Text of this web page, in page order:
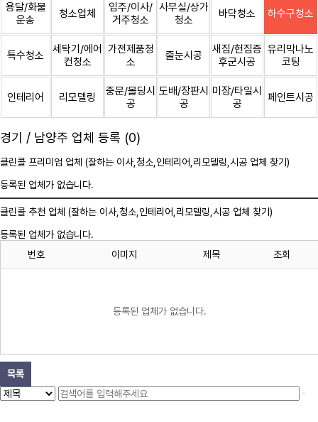
용달/화물
운송
청소업체
입주/이사/
거주청소
사무실/상가
청소
바닥청소 하수구청소
특수청소
세탁기/에어
컨청소
가전제품청
소
줄눈시공
새집/헌집증
후군시공
유리막나노
코팅
인테리어 리모델링
중문/몰딩시
공
도배/장판시
공
미장/타일시
공
페인트시공
경기 / 남양주 업체 등록 (0)
클린콜 프리미엄 업체 (잘하는 이사, 청소 ,인테리어,리모델링,시공 업체 찾기)
등록된 업체가 없습니다.
클린콜 추천 업체 (잘하는 이사, 청소 ,인테리어,리모델링,시공 업체 찾기)
등록된 업체가 없습니다.
번호
이미지 제목 조회
등록된 업체가 없습니다.
목록